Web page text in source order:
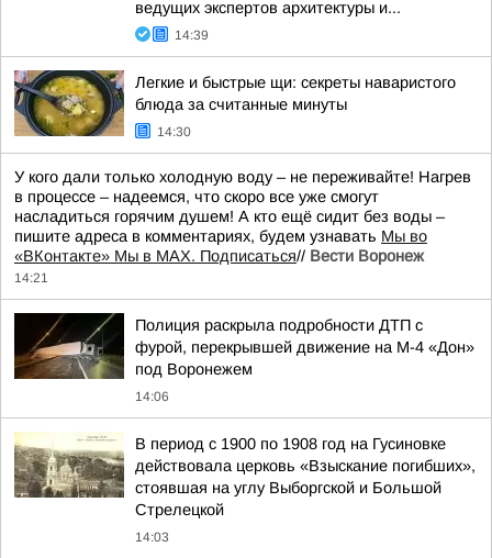
ведущих экспертов архитектуры и...
14:39
Легкие и быстрые щи: секреты наваристого
блюда за считанные минуты
14:30
У кого дали только холодную воду – не переживайте! Нагрев
в процессе – надеемся, что скоро все уже смогут
насладиться горячим душем! А кто ещё сидит без воды –
пишите адреса в комментариях, будем узнавать Мы во
«ВКонтакте» Мы в MAX. Подписаться// Вести Воронеж
14:21
Полиция раскрыла подробности ДТП с
фурой, перекрывшей движение на М-4 «Дон»
под Воронежем
14:06
В период с 1900 по 1908 год на Гусиновке
действовала церковь «Взыскание погибших»,
стоявшая на углу Выборгской и Большой
Стрелецкой
14:03